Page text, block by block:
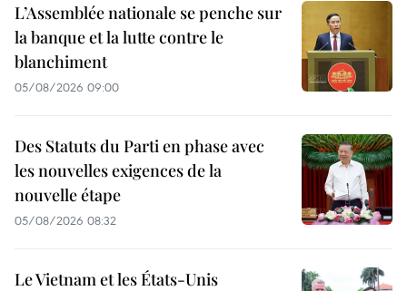
L’Assemblée nationale se penche sur
la banque et la lutte contre le
blanchiment
05/08/2026 09:00
Des Statuts du Parti en phase avec
les nouvelles exigences de la
nouvelle étape
05/08/2026 08:32
Le Vietnam et les États-Unis